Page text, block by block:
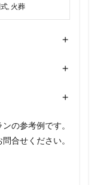
, 火葬
+
+
+
の参考例です。
合せください。